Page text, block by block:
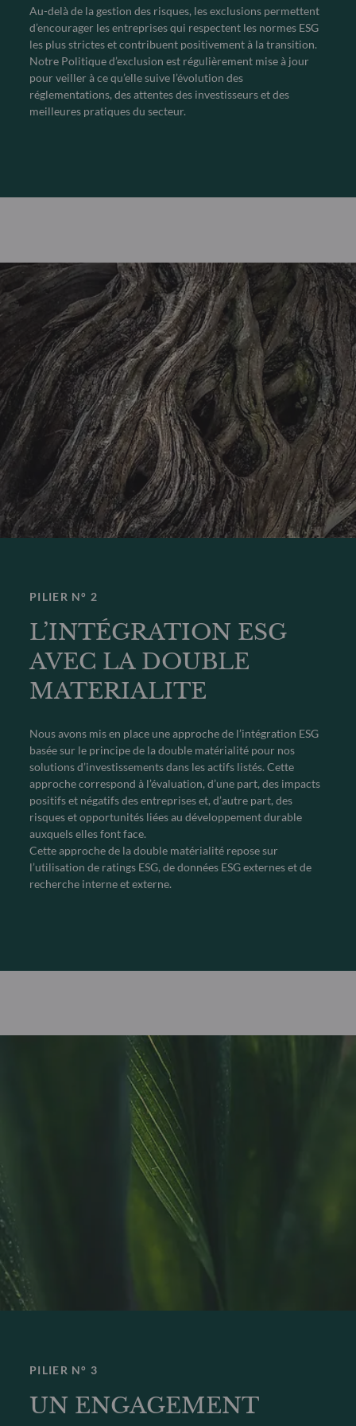
Au-delà de la gestion des risques, les exclusions permettent
d’encourager les entreprises qui respectent les normes ESG
les plus strictes et contribuent positivement à la transition.
Notre Politique d’exclusion est régulièrement mise à jour
pour veiller à ce qu’elle suive l’évolution des
réglementations, des attentes des investisseurs et des
meilleures pratiques du secteur.
PILIER N° 2
L’INTÉGRATION ESG
AVEC LA DOUBLE
MATERIALITE
Nous avons mis en place une approche de l’intégration ESG
basée sur le principe de la double matérialité pour nos
solutions d’investissements dans les actifs listés. Cette
approche correspond à l’évaluation, d’une part, des impacts
positifs et négatifs des entreprises et, d’autre part, des
risques et opportunités liées au développement durable
auxquels elles font face.
Cette approche de la double matérialité repose sur
l’utilisation de ratings ESG, de données ESG externes et de
recherche interne et externe.
PILIER N° 3
UN ENGAGEMENT